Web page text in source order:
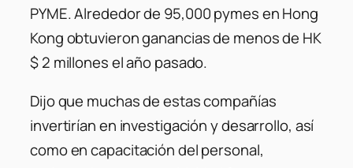
PYME. Alrededor de 95,000 pymes en Hong
Kong obtuvieron ganancias de menos de HK
$ 2 millones el año pasado.
Dijo que muchas de estas compañías
invertirían en investigación y desarrollo, así
como en capacitación del personal,